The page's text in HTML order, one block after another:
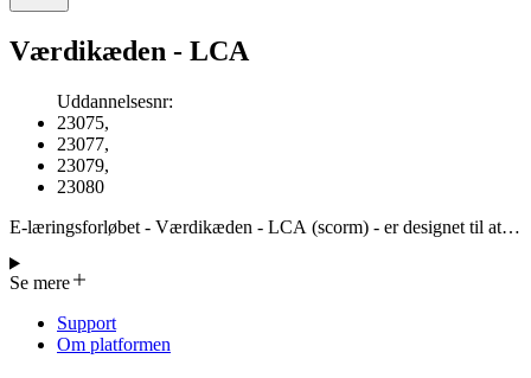
Værdikæden - LCA
Uddannelsesnr:
23075,
23077,
23079,
23080
E-læringsforløbet - Værdikæden - LCA (scorm) - er designet til at
bæredygtighedsdata i adm. opgaver (som eksempel) 23077 Digitale
teknologier og AI til klimaberegninger (som eksempel) 23079
Emballageforbrug og bæredygtig rådgivning 23080 Vurder
produkters klimaaftryk i merkantile opgaver Dette modul
introducerer livscyklusvurdering (LCA) som en metode til at
Se mere
Support
Om platformen